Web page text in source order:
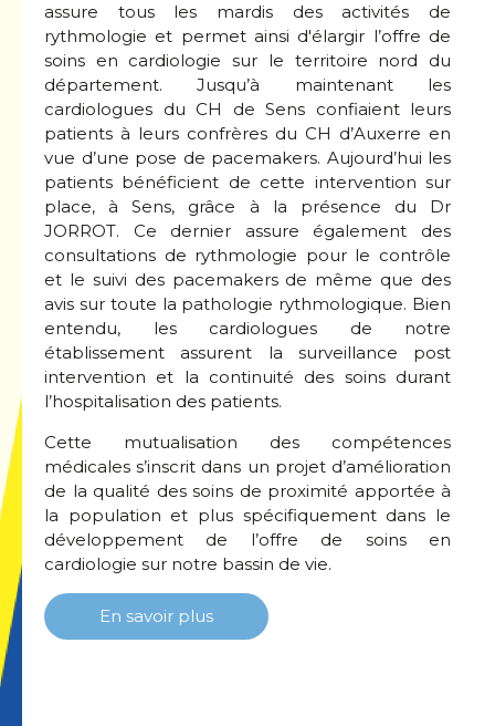
assure tous les mardis des activités de
rythmologie et permet ainsi d'élargir l’offre de
soins en cardiologie sur le territoire nord du
département. Jusqu’à maintenant les
cardiologues du CH de Sens confiaient leurs
patients à leurs confrères du CH d’Auxerre en
vue d’une pose de pacemakers. Aujourd’hui les
patients bénéficient de cette intervention sur
place, à Sens, grâce à la présence du Dr
JORROT. Ce dernier assure également des
consultations de rythmologie pour le contrôle
et le suivi des pacemakers de même que des
avis sur toute la pathologie rythmologique. Bien
entendu, les cardiologues de notre
établissement assurent la surveillance post
intervention et la continuité des soins durant
l’hospitalisation des patients.
Cette mutualisation des compétences
médicales s’inscrit dans un projet d’amélioration
de la qualité des soins de proximité apportée à
la population et plus spécifiquement dans le
développement de l’offre de soins en
cardiologie sur notre bassin de vie.
En savoir plus